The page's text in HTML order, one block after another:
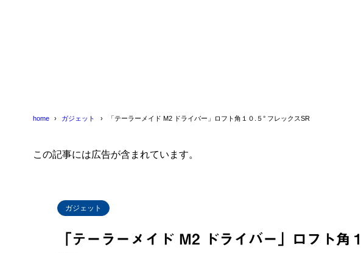
home ガジェット 「テーラーメイド M2 ドライバー」ロフト角１０.５° フレックスSR
この記事には広告が含まれています。
ガジェット
「テーラーメイド M2 ドライバー」ロフト